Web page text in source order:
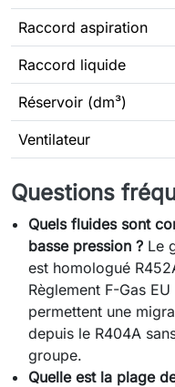
Raccord aspiration
Raccord liquide
Réservoir (dm³)
Ventilateur
Questions
Quels fluides sont
basse pression ? Le
est homologué
Règlement F-Gas
permettent une
depuis le R404A
groupe.
Quelle est la plage